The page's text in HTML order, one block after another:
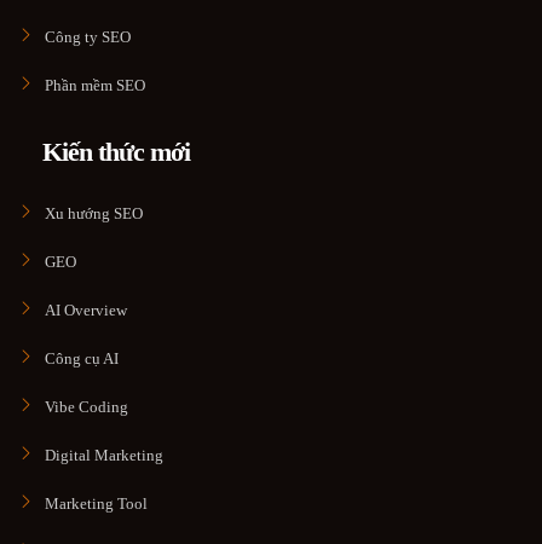
Công ty SEO
Phần mềm SEO
Kiến thức mới
Xu hướng SEO
GEO
AI Overview
Công cụ AI
Vibe Coding
Digital Marketing
Marketing Tool